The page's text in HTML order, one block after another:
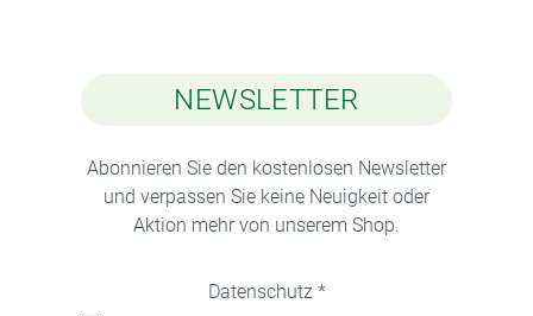
NEWSLETTER
Abonnieren Sie den kostenlosen Newsletter
und verpassen Sie keine Neuigkeit oder
Aktion mehr von unserem Shop.
Datenschutz *